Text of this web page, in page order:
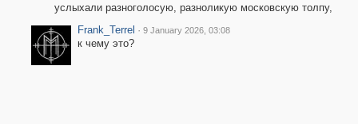
услыхали разноголосую, разноликую московскую толпу,
Frank_Terrel · 9 January 2026, 03:08
к чему это?